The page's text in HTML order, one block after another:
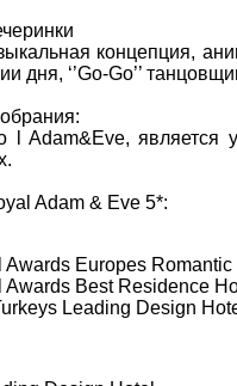
концепция,
дня, ‘’Go-Go’’
l Adam&Eve, является
Adam & Eve 5*:
Awards Europes Romantic
Awards Best Residence
Leading Design